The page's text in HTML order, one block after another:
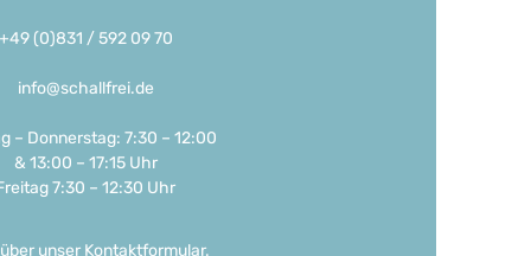
+49 (0)831 / 592 09 70
info@schallfrei.de
– Donnerstag: 7:30 – 12:00
& 13:00 – 17:15 Uhr
7:30 – 12:30 Uhr
unser Kontaktformular.